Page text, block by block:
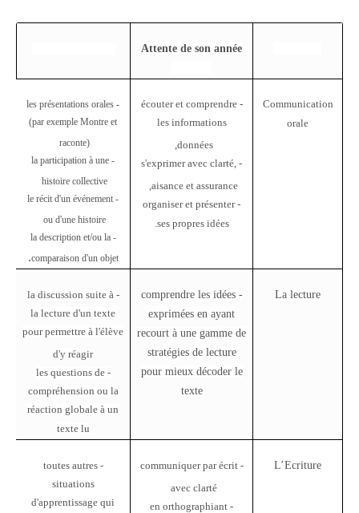
Attente de son année
Communication
orale
- écouter et comprendre
les informations
données,
- s'exprimer avec clarté,
aisance et assurance,
- organiser et présenter
ses propres idées.
-
les présentations orales
(par exemple Montre et
raconte)
- la participation à une
histoire collective
- le récit d'un événement
ou d'une histoire
- la description et/ou la
comparaison d'un objet
.
La lecture
- comprendre les idées
exprimées en ayant
recourt à une gamme de
stratégies de lecture
pour mieux décoder le
texte
- la discussion suite à
la lecture d'un texte
pour permettre à l'élève
d'y réagir
- les questions de
compréhension ou la
réaction globale à un
texte lu
L’Ecriture
- communiquer par écrit
avec clarté
- en orthographiant
- toutes autres
situations
d'apprentissage qui